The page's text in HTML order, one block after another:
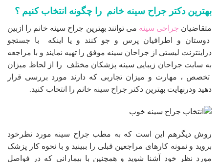
بهترین دکتر جراح سینه خانم را چگونه انتخاب کنیم ؟
متقاضیان جراحی سینه می توانند بهترین جراح سینه خانم را ازبین
دوستان و اطرافیان پرس و جو کنند و یا اینکه با جستجو
دراینترنت لیستی از جراحان سینه موفق را تهیه نمایند و با مراجعه
به سایت جراحان زیبایی سینه پزشکان مختلف را از لحاظ میزان
تخصص ، مهارت و میزان تجاربی که دارند مورد بررسی قرار
دهید ودرنهایت بهترین دکتر جراح سینه خانم را انتخاب کنید.
روش دیگرهم این است که به مطب جراح سینه مورد نظرخود
بروید و نمونه کارهای مراجعین قبلی را ببینید و با نحوه کار پزشک
مورد نظر خود آشنا شوید و همچنین با بیمارانی که در فواصل